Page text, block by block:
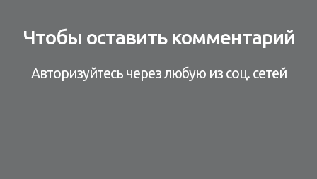
Чтобы оставить комментарий
Авторизуйтесь через любую из соц. сетей